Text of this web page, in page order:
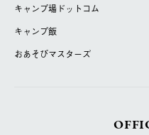
キャンプ場ドットコム
キャンプ飯
おあそびマスターズ